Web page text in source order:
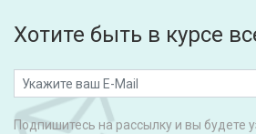
Хотите быть в курсе
Подпишитесь на рассылку и вы будете